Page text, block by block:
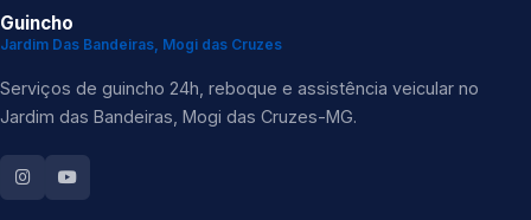
Guincho
Jardim Das Bandeiras, Mogi das Cruzes
Serviços de guincho 24h, reboque e assistência veicular no
Jardim das Bandeiras, Mogi das Cruzes-MG.